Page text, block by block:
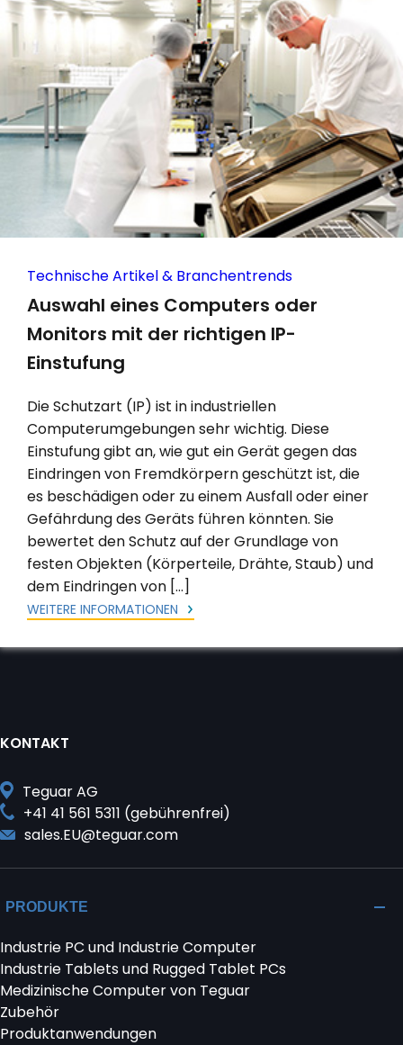
Technische Artikel & Branchentrends
Auswahl eines Computers oder
Monitors mit der richtigen IP-
Einstufung
Die Schutzart (IP) ist in industriellen
Computerumgebungen sehr wichtig. Diese
Einstufung gibt an, wie gut ein Gerät gegen das
Eindringen von Fremdkörpern geschützt ist, die
es beschädigen oder zu einem Ausfall oder einer
Gefährdung des Geräts führen könnten. Sie
bewertet den Schutz auf der Grundlage von
festen Objekten (Körperteile, Drähte, Staub) und
dem Eindringen von […]
WEITERE INFORMATIONEN
KONTAKT
Teguar AG
+41 41 561 5311 (gebührenfrei)
sales.EU@teguar.com
PRODUKTE
Industrie PC und Industrie Computer
Industrie Tablets und Rugged Tablet PCs
Medizinische Computer von Teguar
Zubehör
Produktanwendungen